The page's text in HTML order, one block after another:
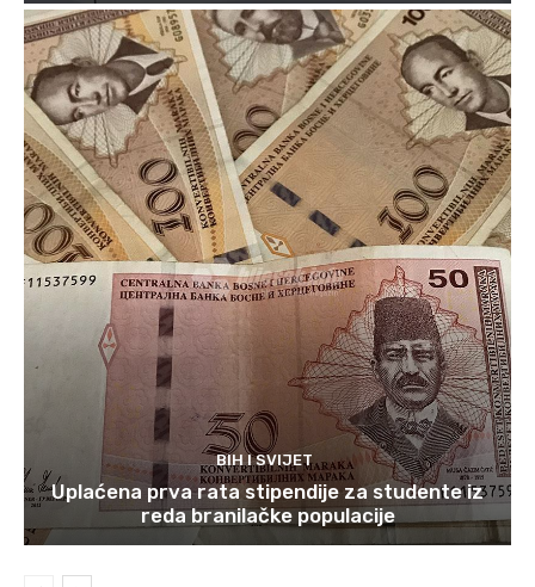
BIH I SVIJET
Uplaćena prva rata stipendije za studente iz
reda branilačke populacije